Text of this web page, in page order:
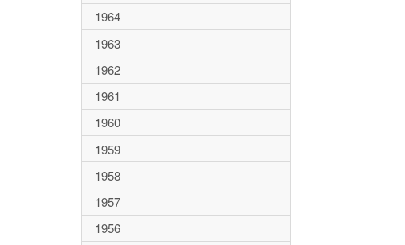
1964
1963
1962
1961
1960
1959
1958
1957
1956